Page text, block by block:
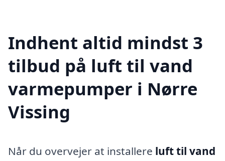
Indhent altid mindst 3
tilbud på luft til vand
varmepumper i Nørre
Vissing
Når du overvejer at installere luft til vand